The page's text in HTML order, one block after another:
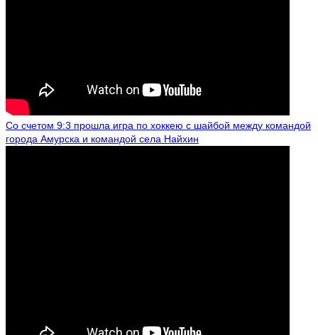
Со счетом 9:3 прошла игра по хоккею с шайбой между командой
города Амурска и командой села Найхин